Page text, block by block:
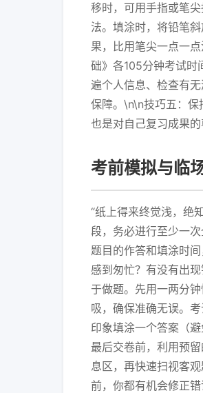
移时，可用手指或笔
法。填涂时，将铅笔
果，比用笔尖一点一
础》各105分钟考试时
遍个人信息、检查有
保障。\n\n技巧五：保
也是对自己复习成果
考前模拟与临
“纸上得来终觉浅，绝
段，务必进行至少一
题目的作答和填涂时
感到匆忙？有没有出
于做题。先用一两分
吸，确保准确无误。
印象填涂一个答案（
最后交卷前，利用预
息区，再快速扫视客
前，你都有机会修正错